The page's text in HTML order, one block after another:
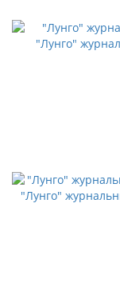
"Лунго"
"Лунго"